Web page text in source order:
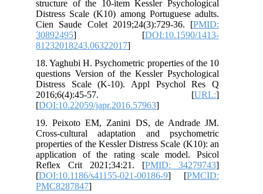
structure of the 10-item Kessler Psychological
Distress Scale (K10) among Portuguese adults.
Cien Saude Colet 2019;24(3):729-36. [PMID:
30892495
] [DOI:10.1590/1413-
81232018243.06322017
18. Yaghubi H. Psychometric properties of the 10
questions Version of the Kessler Psychological
Distress Scale (K-10). Appl Psychol Res Q
2016;6(4):45-57. [URL:
[DOI:10.22059/japr.2016.57963
19. Peixoto EM, Zanini DS, de Andrade JM.
Cross-cultural adaptation and psychometric
properties of the Kessler Distress Scale (K10): an
application of the rating scale model. Psicol
Reflex Crit 2021;34:21. [PMID: 34279743
[DOI:10.1186/s41155-021-00186-9 ] [PMCID:
PMC8287847